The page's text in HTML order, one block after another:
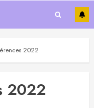
2022
2022